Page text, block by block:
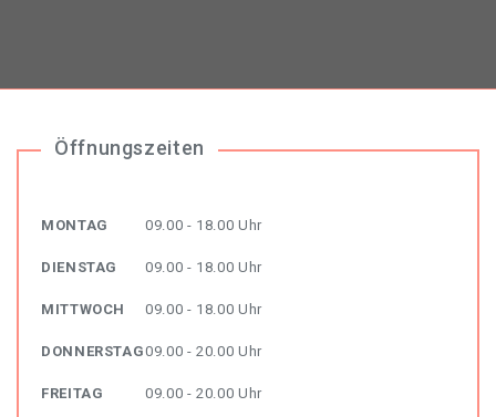
Öffnungszeiten
MONTAG 09.00 - 18.00 Uhr
DIENSTAG 09.00 - 18.00 Uhr
MITTWOCH 09.00 - 18.00 Uhr
DONNERSTAG09.00 - 20.00 Uhr
FREITAG 09.00 - 20.00 Uhr